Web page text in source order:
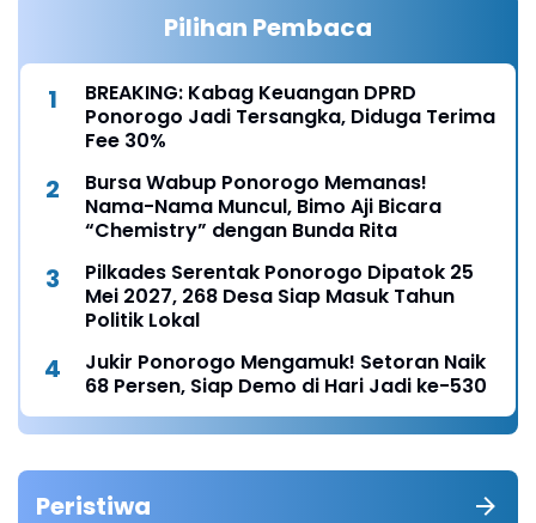
Pilihan Pembaca
BREAKING: Kabag Keuangan DPRD
Ponorogo Jadi Tersangka, Diduga Terima
Fee 30%
Bursa Wabup Ponorogo Memanas!
Nama-Nama Muncul, Bimo Aji Bicara
“Chemistry” dengan Bunda Rita
Pilkades Serentak Ponorogo Dipatok 25
Mei 2027, 268 Desa Siap Masuk Tahun
Politik Lokal
Jukir Ponorogo Mengamuk! Setoran Naik
68 Persen, Siap Demo di Hari Jadi ke-530
Peristiwa